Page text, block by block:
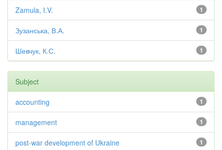
1
Zamula, I.V.
1
Зузанська, В.А.
1
Шевчук, К.С.
Subject
1
accounting
1
management
1
post-war development of Ukraine